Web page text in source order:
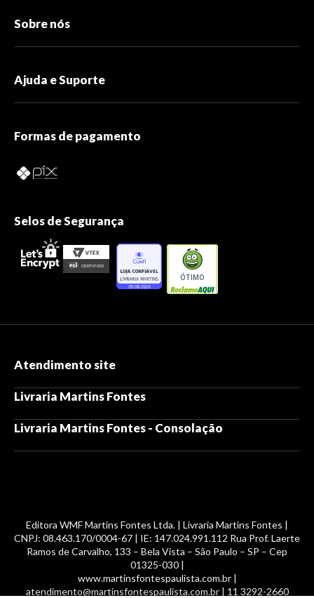
Sobre nós
Ajuda e Suporte
Formas de pagamento
Selos de Segurança
ÓTIMO
Atendimento site
Livraria Martins Fontes
Livraria Martins Fontes - Consolação
Editora WMF Martins Fontes Ltda. | Livraria Martins Fontes |
CNPJ: 08.463.170/0004-67 | IE: 147.024.991.112 Rua Prof. Laerte
Ramos de Carvalho, 133 – Bela Vista – São Paulo – SP – Cep
01325-030 |
www.martinsfontespaulista.com.br |
atendimento@martinsfontespaulista.com.br | 11 3292-2660